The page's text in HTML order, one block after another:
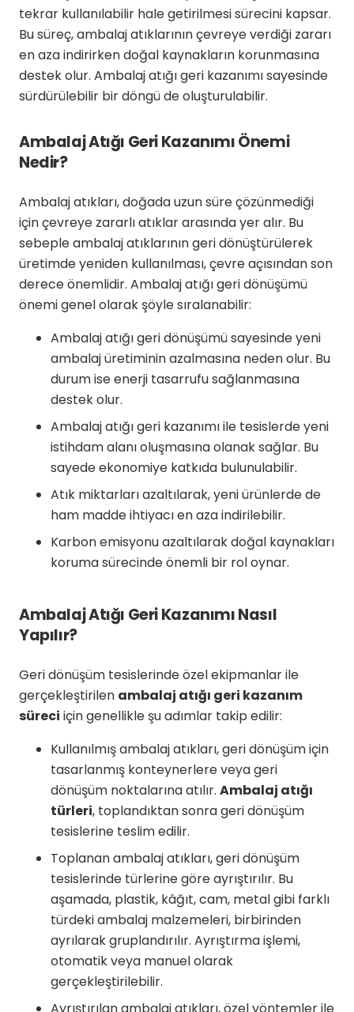
tekrar kullanılabilir hale getirilmesi sürecini kapsar.
Bu süreç, ambalaj atıklarının çevreye verdiği zararı
en aza indirirken doğal kaynakların korunmasına
destek olur. Ambalaj atığı geri kazanımı sayesinde
sürdürülebilir bir döngü de oluşturulabilir.
Ambalaj Atığı Geri Kazanımı Önemi
Nedir?
Ambalaj atıkları, doğada uzun süre çözünmediği
için çevreye zararlı atıklar arasında yer alır. Bu
sebeple ambalaj atıklarının geri dönüştürülerek
üretimde yeniden kullanılması, çevre açısından son
derece önemlidir. Ambalaj atığı geri dönüşümü
önemi genel olarak şöyle sıralanabilir:
Ambalaj atığı geri dönüşümü sayesinde yeni
ambalaj üretiminin azalmasına neden olur. Bu
durum ise enerji tasarrufu sağlanmasına
destek olur.
Ambalaj atığı geri kazanımı ile tesislerde yeni
istihdam alanı oluşmasına olanak sağlar. Bu
sayede ekonomiye katkıda bulunulabilir.
Atık miktarları azaltılarak, yeni ürünlerde de
ham madde ihtiyacı en aza indirilebilir.
Karbon emisyonu azaltılarak doğal kaynakları
koruma sürecinde önemli bir rol oynar.
Ambalaj Atığı Geri Kazanımı Nasıl
Yapılır?
Geri dönüşüm tesislerinde özel ekipmanlar ile
gerçekleştirilen ambalaj atığı geri kazanım
süreci için genellikle şu adımlar takip edilir:
Kullanılmış ambalaj atıkları, geri dönüşüm için
tasarlanmış konteynerlere veya geri
dönüşüm noktalarına atılır. Ambalaj atığı
türleri, toplandıktan sonra geri dönüşüm
tesislerine teslim edilir.
Toplanan ambalaj atıkları, geri dönüşüm
tesislerinde türlerine göre ayrıştırılır. Bu
aşamada, plastik, kâğıt, cam, metal gibi farklı
türdeki ambalaj malzemeleri, birbirinden
ayrılarak gruplandırılır. Ayrıştırma işlemi,
otomatik veya manuel olarak
gerçekleştirilebilir.